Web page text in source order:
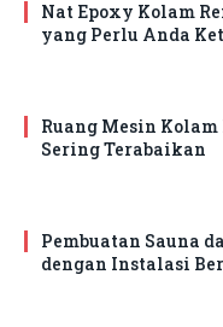
Nat Epoxy Kolam
yang Perlu Anda
Ruang Mesin
Sering Terabaikan
Pembuatan Sauna
dengan Instalasi